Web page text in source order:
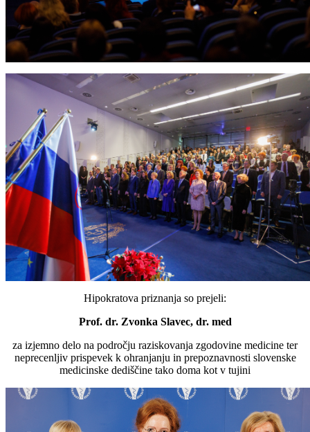
Hipokratova priznanja so prejeli:
Prof. dr. Zvonka Slavec, dr. med
za izjemno delo na področju raziskovanja zgodovine medicine ter
neprecenljiv prispevek k ohranjanju in prepoznavnosti slovenske
medicinske dediščine tako doma kot v tujini